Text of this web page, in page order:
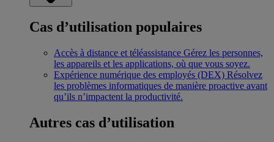
Cas d’utilisation populaires
Accès à distance et téléassistance Gérez les personnes,
les appareils et les applications, où que vous soyez.
Expérience numérique des employés (DEX) Résolvez
les problèmes informatiques de manière proactive avant
qu’ils n’impactent la productivité.
Autres cas d’utilisation